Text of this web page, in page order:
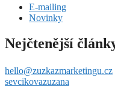
E-mailing
Novinky
Nejčtenější
hello@zuzkazmarketingu.cz
sevcikovazuzana